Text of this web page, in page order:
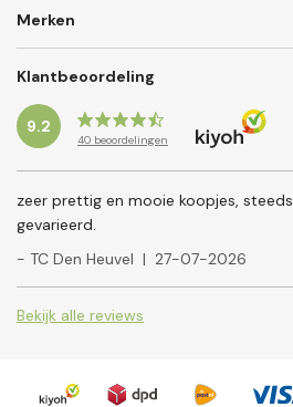
Merken
Klantbeoordeling
9.2
40 beoordelingen
zeer prettig en mooie koopjes, steeds
gevarieerd.
- TC Den Heuvel | 27-07-2026
Bekijk alle reviews